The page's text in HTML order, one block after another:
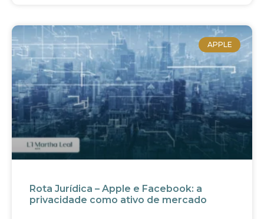
APPLE
Rota Jurídica – Apple e Facebook: a
privacidade como ativo de mercado